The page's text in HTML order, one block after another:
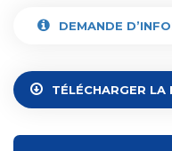
DEMANDE
TÉLÉCHARGER LA